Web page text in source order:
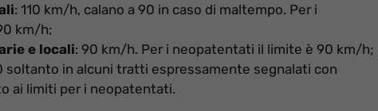
: 110 km/h, calano a 90 in caso di maltempo. Per i
km/h;
e locali: 90 km/h. Per i neopatentati il limite è 90 km/h;
soltanto in alcuni tratti espressamente segnalati con
ai limiti per i neopatentati.